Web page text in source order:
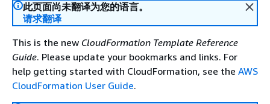
此页面尚未翻译为您的语言。
请求翻译
This is the new CloudFormation Template Reference
Guide. Please update your bookmarks and links. For
help getting started with CloudFormation, see the AWS
CloudFormation User Guide.